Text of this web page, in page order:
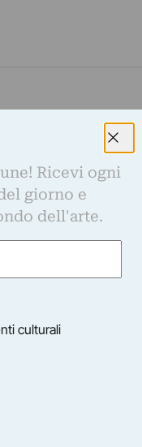
Ricevi ogni
giorno e
dell'arte.
culturali